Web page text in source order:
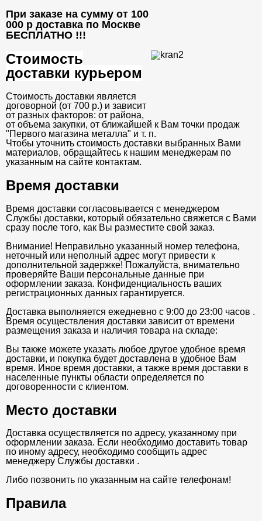
При заказе на сумму от 100
000 р доставка по Москве
БЕСПЛАТНО !!!
Стоимость
доставки курьером
Стоимость доставки является
договорной (от 700 р.) и зависит
от разных факторов: от района,
от объема закупки, от ближайшей к Вам точки продаж
"Первого магазина металла" и т. п.
Чтобы уточнить стоимость доставки выбранных Вами
материалов, обращайтесь к нашим менеджерам по
указанным на сайте контактам.
Время доставки
Время доставки согласовывается с менеджером
Службы доставки, который обязательно свяжется с Вами
сразу после того, как Вы разместите свой заказ.
Внимание! Неправильно указанный номер телефона,
неточный или неполный адрес могут привести к
дополнительной задержке! Пожалуйста, внимательно
проверяйте Ваши персональные данные при
оформлении заказа. Конфиденциальность ваших
регистрационных данных гарантируется.
Доставка выполняется ежедневно с 9:00 до 23:00 часов .
Время осуществления доставки зависит от времени
размещения заказа и наличия товара на складе:
Вы также можете указать любое другое удобное время
доставки, и покупка будет доставлена в удобное Вам
время. Иное время доставки, а также время доставки в
населенные пункты области определяется по
договоренности с клиентом.
Место доставки
Доставка осуществляется по адресу, указанному при
оформлении заказа. Если необходимо доставить товар
по иному адресу, необходимо сообщить адрес
менеджеру Службы доставки .
Либо позвонить по указанным на сайте телефонам!
Правила